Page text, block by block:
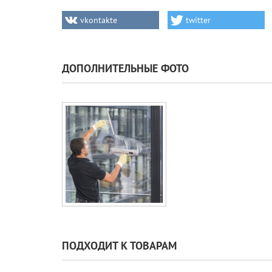
vkontakte twitter
ДОПОЛНИТЕЛЬНЫЕ ФОТО
ПОДХОДИТ К ТОВАРАМ